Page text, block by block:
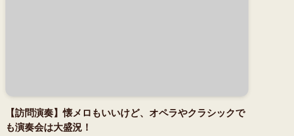
【訪問演奏】懐メロもいいけど、オペラやクラシックで
も演奏会は大盛況！